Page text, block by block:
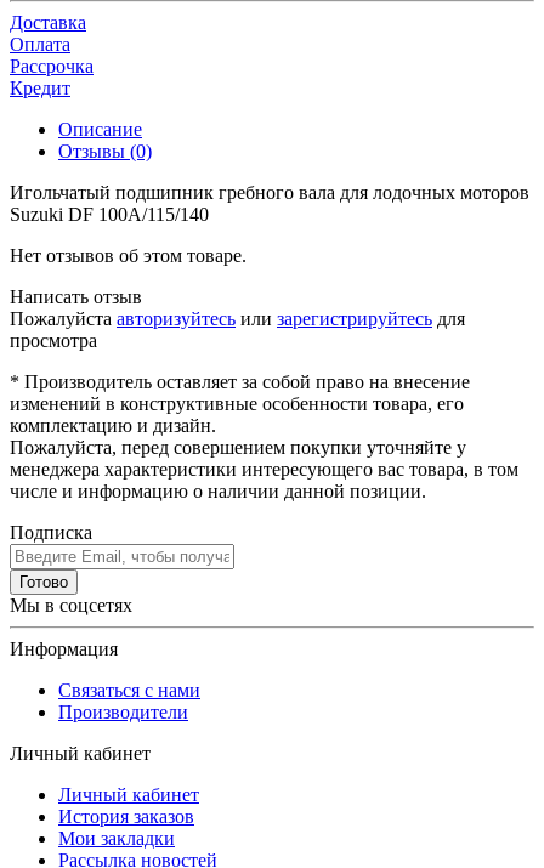
Доставка
Оплата
Рассрочка
Кредит
Описание
Отзывы (0)
Игольчатый подшипник гребного вала для лодочных моторов
Suzuki DF 100A/115/140
Нет отзывов об этом товаре.
Написать отзыв
Пожалуйста авторизуйтесь или зарегистрируйтесь для
просмотра
* Производитель оставляет за собой право на внесение
изменений в конструктивные особенности товара, его
комплектацию и дизайн.
Пожалуйста, перед совершением покупки уточняйте у
менеджера характеристики интересующего вас товара, в том
числе и информацию о наличии данной позиции.
Подписка
Готово
Мы в соцсетях
Информация
Связаться с нами
Производители
Личный кабинет
Личный кабинет
История заказов
Мои закладки
Рассылка новостей